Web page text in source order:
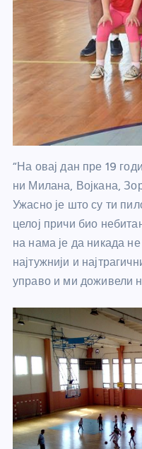
“На овај дан пре 19
ни Милана, Војкана,
Ужасно је што су ти
целој причи био
на нама је да никада
најтужнији и
управо и ми доживели